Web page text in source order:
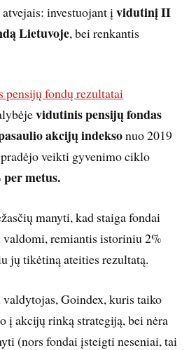
investuojant įvidutinį II
Lietuvoje, bei renkantis
pensijų fondų rezultatai
vidutinis pensijų fondas
akcijų indeksonuo 2019
veikti gyvenimo ciklo
metus.
manyti, kad staiga fondai
valdomi, remiantis istoriniu 2%
jų tikėtiną ateities rezultatą.
Goindex, kuris taiko
į akcijų rinką strategiją, bei nėra
(nors fondai įsteigti neseniai, tai